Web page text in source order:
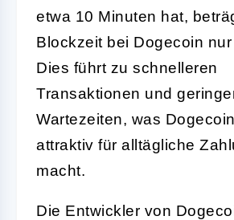
etwa 10 Minuten hat,
Blockzeit bei Dogecoin
Dies führt zu schnelleren
Transaktionen und
Wartezeiten, was
attraktiv für alltägliche
macht.
Die Entwickler von